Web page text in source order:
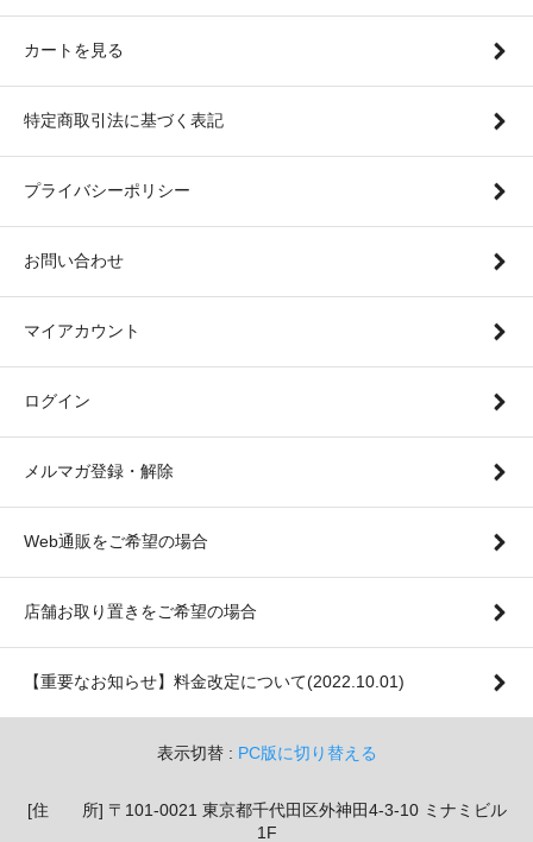
カートを見る
特定商取引法に基づく表記
プライバシーポリシー
お問い合わせ
マイアカウント
ログイン
メルマガ登録・解除
Web通販をご希望の場合
店舗お取り置きをご希望の場合
【重要なお知らせ】料金改定について(2022.10.01)
表示切替 : PC版に切り替える
[住 所] 〒101-0021 東京都千代田区外神田4-3-10 ミナミビル
1F